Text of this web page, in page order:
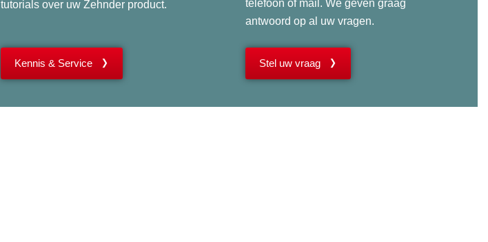
tutorials over uw Zehnder product.
Kennis & Service
telefoon of mail. We geven graag
antwoord op al uw vragen.
Stel uw vraag